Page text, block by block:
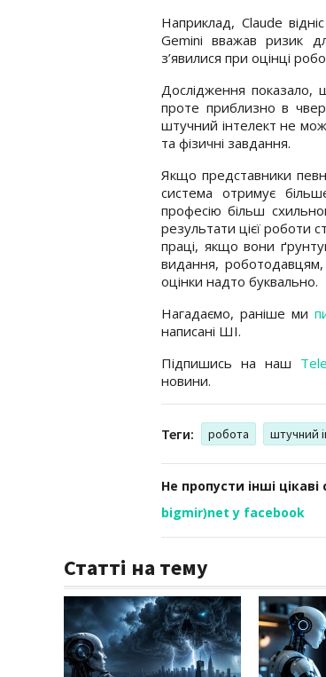
Наприклад, Claude
Gemini вважав ризик
з’явилися при оцінці
Дослідження показало,
проте приблизно в
штучний інтелект не
та фізичні завдання.
Якщо представники
система отримує
професію більш
результати цієї роботи
праці, якщо вони
видання, роботодавцям,
оцінки надто буквально.
Нагадаємо, раніше ми
написані ШІ.
Підпишись на наш
новини.
Теги: робота штучний
Не пропусти інші
bigmir)net у facebook
Статті на тему